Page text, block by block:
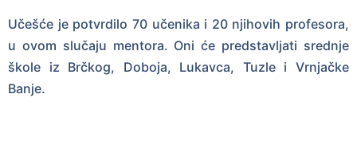
Učešće je potvrdilo 70 učenika i 20 njihovih profesora,
u ovom slučaju mentora. Oni će predstavljati srednje
škole iz Brčkog, Doboja, Lukavca, Tuzle i Vrnjačke
Banje.